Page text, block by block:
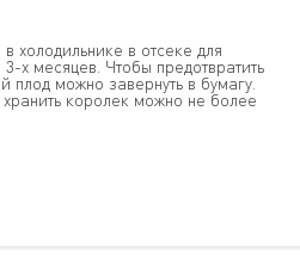
холодильнике в отсеке для
х месяцев. Чтобы предотвратить
плод можно завернуть в бумагу.
королек можно не более